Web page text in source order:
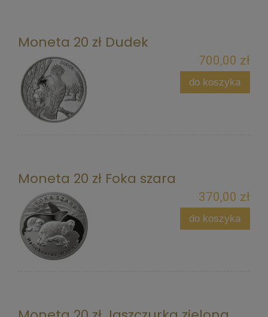
Moneta 20 zł Dudek
700,00 zł
do koszyka
Moneta 20 zł Foka szara
370,00 zł
do koszyka